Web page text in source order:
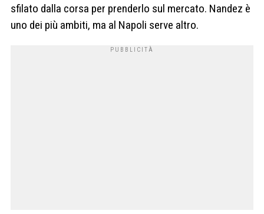
sfilato dalla corsa per prenderlo sul mercato. Nandez è
uno dei più ambiti, ma al Napoli serve altro.